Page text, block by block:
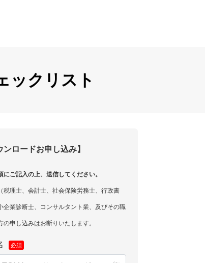
ックリスト
ンロードお申し込み】
にご記入の上、送信してください。
税理士、会計士、社会保険労務士、行政書
企業診断士、コンサルタント業、及びその職
の申し込みはお断りいたします。